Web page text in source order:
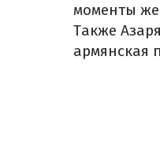
моменты
Также
армянская